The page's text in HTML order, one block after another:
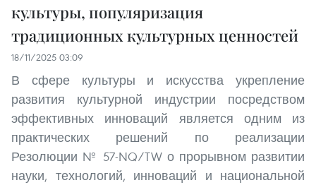
культуры, популяризация
традиционных культурных ценностей
18/11/2025 03:09
В сфере культуры и искусства укрепление
развития культурной индустрии посредством
эффективных инноваций является одним из
практических решений по реализации
Резолюции № 57-NQ/TW о прорывном развитии
науки, технологий, инноваций и национальной